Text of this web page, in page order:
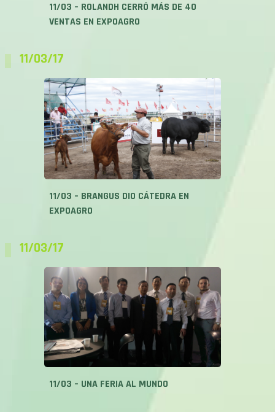
11/03 – ROLANDH CERRÓ MÁS DE 40
VENTAS EN EXPOAGRO
11/03/17
11/03 – BRANGUS DIO CÁTEDRA EN
EXPOAGRO
11/03/17
11/03 – UNA FERIA AL MUNDO